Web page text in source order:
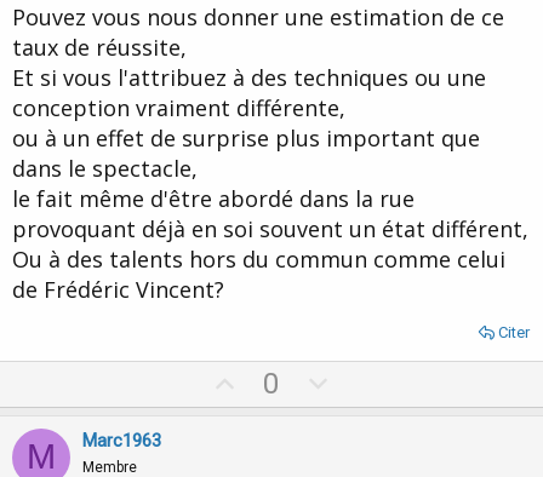
Pouvez vous nous donner une estimation de ce
taux de réussite,
Et si vous l'attribuez à des techniques ou une
conception vraiment différente,
ou à un effet de surprise plus important que
dans le spectacle,
le fait même d'être abordé dans la rue
provoquant déjà en soi souvent un état différent,
Ou à des talents hors du commun comme celui
de Frédéric Vincent?
Citer
p
0
o
M Marc1963
Membre